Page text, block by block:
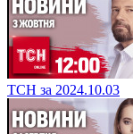
ТСН за 2024.10.03